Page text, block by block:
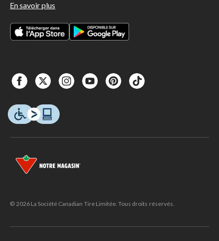
En savoir plus
© 2026 La Société Canadian Tire Limitée. Tous droits réservés.